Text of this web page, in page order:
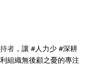
者 ，讓 #人力少 #深耕
組織無後顧之憂的專注